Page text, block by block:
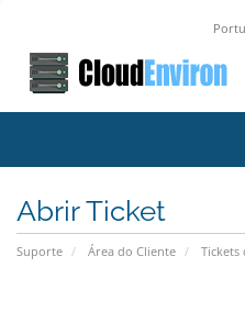
Abrir Ticket
Suporte Área do Cliente Tickets